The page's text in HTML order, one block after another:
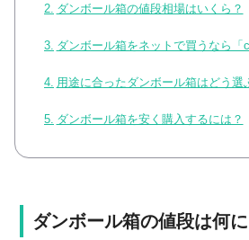
ダンボール箱の値段相場はいくら？
ダンボール箱をネットで買うなら「
用途に合ったダンボール箱はどう選
ダンボール箱を安く購入するには？
ダンボール箱の値段は何